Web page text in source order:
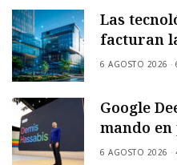
Las
facturan
6 AGOSTO 2026
Google
mando
6 AGOSTO 2026